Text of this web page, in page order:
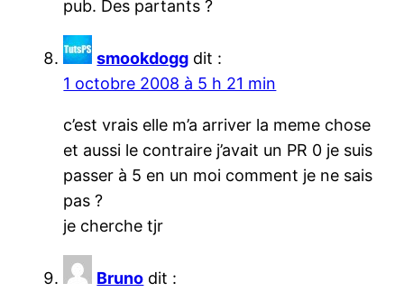
pub. Des partants ?
smookdogg dit :
1 octobre 2008 à 5 h 21 min
c’est vrais elle m’a arriver la meme chose
et aussi le contraire j’avait un PR 0 je suis
passer à 5 en un moi comment je ne sais
pas ?
je cherche tjr
Bruno dit :